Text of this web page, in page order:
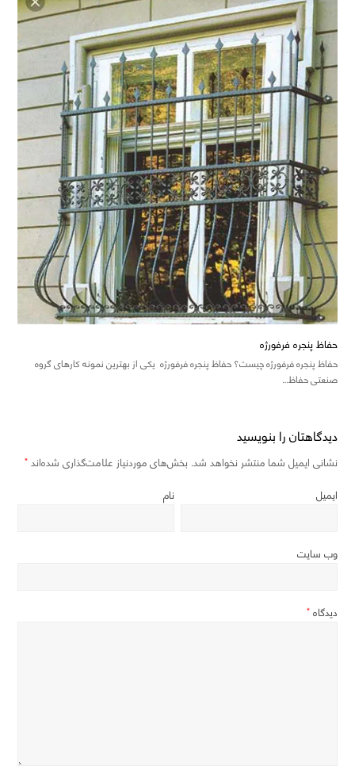
حفاظ پنجره فرفورژه
حفاظ پنجره فرفورژه چیست؟ حفاظ پنجره فرفورژه یکی از بهترین نمونه کارهای گروه
صنعتی حفاظ…
دیدگاهتان را بنویسید
نشانی ایمیل شما منتشر نخواهد شد. بخش‌های موردنیاز علامت‌گذاری شده‌اند*
نام ایمیل
وب‌ سایت
دیدگاه*